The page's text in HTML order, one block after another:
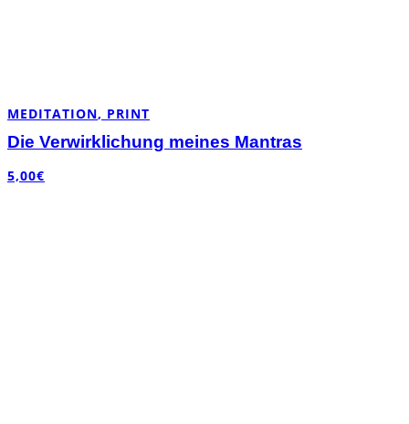
MEDITATION, PRINT
Die Verwirklichung meines Mantras
5,00€